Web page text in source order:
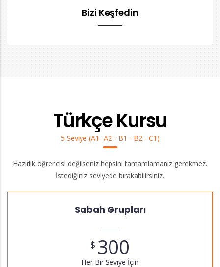
Bizi Keşfedin
Türkçe Kursu
5 Seviye (A1- A2 - B1 - B2 - C1)
Hazırlık öğrencisi değilseniz hepsini tamamlamanız gerekmez.
İstediğiniz seviyede bırakabilirsiniz.
Sabah Grupları
$ 300
Her Bir Seviye İçin